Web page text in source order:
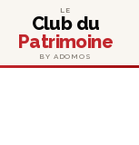
LE
Club du
Patrimoine
BY ADOMOS